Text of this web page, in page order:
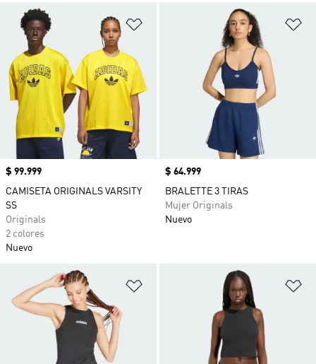
Añadir a la lista de deseos
Precio
$ 99.999
CAMISETA ORIGINALS VARSITY
SS
Originals
2 colores
Nuevo
Precio
$ 64.999
BRALETTE 3 TIRAS
Mujer Originals
Nuevo
Añadir a la lista de deseos